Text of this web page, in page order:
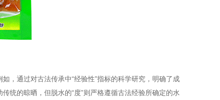
通过对古法传承中“经验性”指标的科学研究，明确了成
统的晾晒，但脱水的“度”则严格遵循古法经验所确定的水